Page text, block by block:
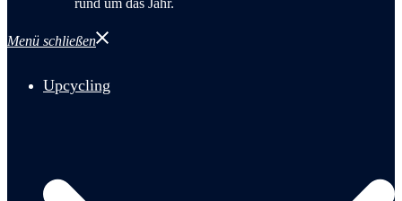
rund um das Jahr.
Menü schließen
Upcycling